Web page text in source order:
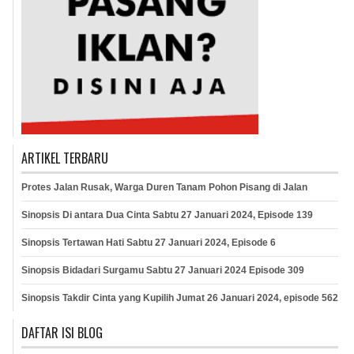
ARTIKEL TERBARU
Protes Jalan Rusak, Warga Duren Tanam Pohon Pisang di Jalan
Sinopsis Di antara Dua Cinta Sabtu 27 Januari 2024, Episode 139
Sinopsis Tertawan Hati Sabtu 27 Januari 2024, Episode 6
Sinopsis Bidadari Surgamu Sabtu 27 Januari 2024 Episode 309
Sinopsis Takdir Cinta yang Kupilih Jumat 26 Januari 2024, episode 562
DAFTAR ISI BLOG